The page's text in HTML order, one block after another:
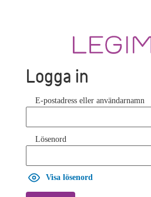
Logga in
E-postadress eller användarnamn
Lösenord
Visa lösenord